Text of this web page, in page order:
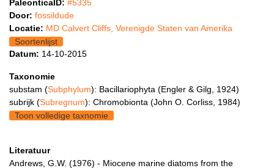
PaleonticaID: #5335
Door: fossildude
Locatie: MD Calvert Cliffs, Verenigde Staten van Amerika
Soortenlijst
Datum: 14-10-2015
Taxonomie
substam (Subphylum): Bacillariophyta (Engler & Gilg, 1924)
subrijk (Subregnum): Chromobionta (John O. Corliss, 1984)
Toon volledige taxnomie
Literatuur
Andrews, G.W. (1976) - Miocene marine diatoms from the